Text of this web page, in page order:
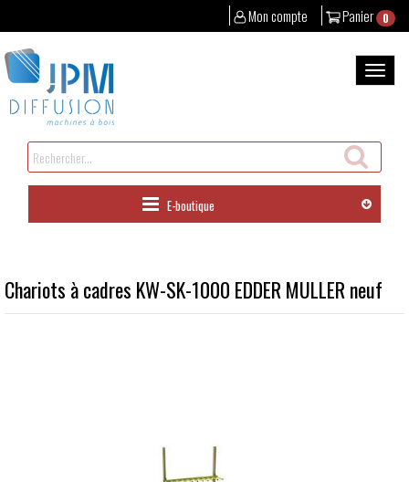
Panier 0
Mon compte
au
contenu
la
Rechercher
un
produit
E-boutique
Chariots à cadres KW-SK-1000 EDDER MULLER neuf